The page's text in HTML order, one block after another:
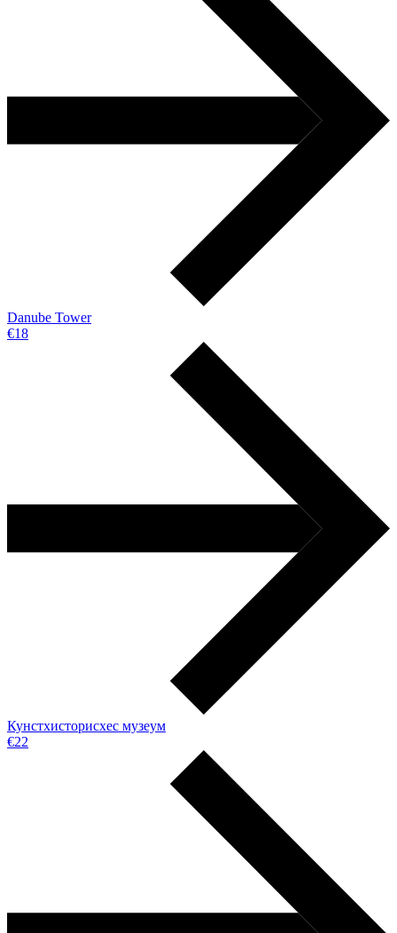
Danube Tower
€18
Кунстхисторисхес музеум
€22